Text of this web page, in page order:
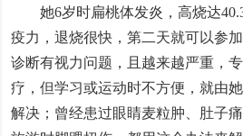
她6岁时扁桃体发炎，高烧达
疫力，退烧很快，第二天就可以参
诊断有视力问题，且越来越严重，
疗，但学习或运动时不方便，就由
解决；曾经患过眼睛麦粒肿、肚子